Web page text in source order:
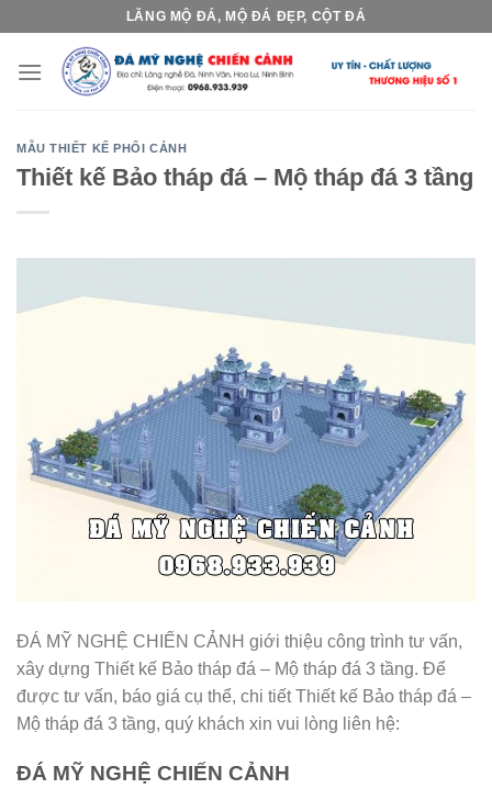
content
LĂNG MỘ ĐÁ, MỘ ĐÁ ĐẸP, CỘT ĐÁ
MẪU THIẾT KẾ PHỐI CẢNH
Thiết kế Bảo tháp đá – Mộ tháp đá 3 tầng
ĐÁ MỸ NGHỆ CHIẾN CẢNH giới thiệu công trình tư vấn,
xây dựng Thiết kế Bảo tháp đá – Mộ tháp đá 3 tầng. Để
được tư vấn, báo giá cụ thể, chi tiết Thiết kế Bảo tháp đá –
Mộ tháp đá 3 tầng, quý khách xin vui lòng liên hệ:
ĐÁ MỸ NGHỆ CHIẾN CẢNH